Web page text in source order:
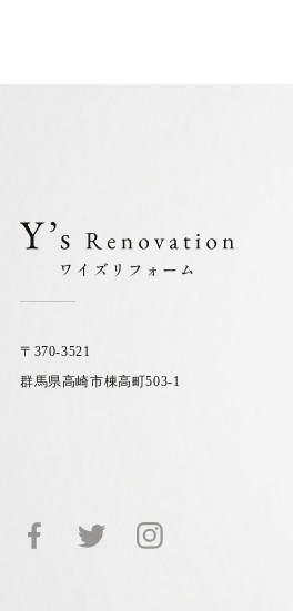
〒370-3521
群馬県高崎市棟高町503-1